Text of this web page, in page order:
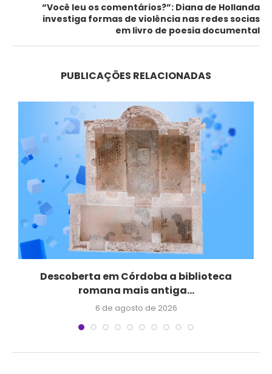
“Você leu os comentários?”: Diana de Hollanda
investiga formas de violência nas redes socias
em livro de poesia documental
PUBLICAÇÕES RELACIONADAS
Descoberta em Córdoba a biblioteca
romana mais antiga...
6 de agosto de 2026